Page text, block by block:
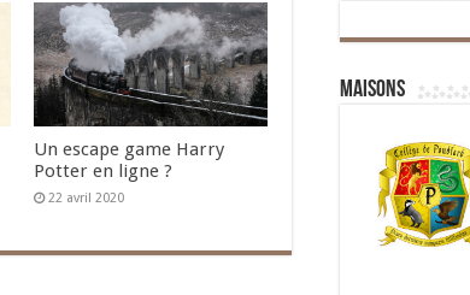
Un escape game Harry
Potter en ligne ?
22 avril 2020
Maisons